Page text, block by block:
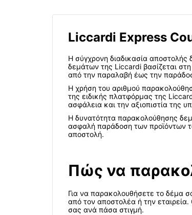
Liccardi Express
Η σύγχρονη διαδικασία
δεμάτων της Liccardi βασίζεται
από την παραλαβή έως την
Η χρήση του αριθμού
της ειδικής πλατφόρμας της
ασφάλεια και την αξιοπιστία της
Η δυνατότητα παρακολούθησης
ασφαλή παράδοση των προϊόντων
αποστολή.
Πώς να
Για να παρακολουθήσετε το δέμα
από τον αποστολέα ή την
σας ανά πάσα στιγμή.